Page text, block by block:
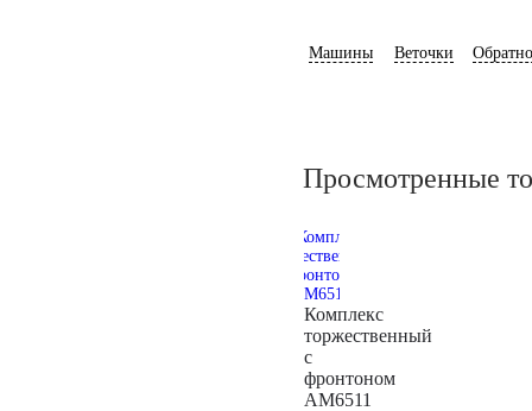
Машины Веточки
Просмотренные
Комплекс
торжественный
с
фронтоном
AM6511